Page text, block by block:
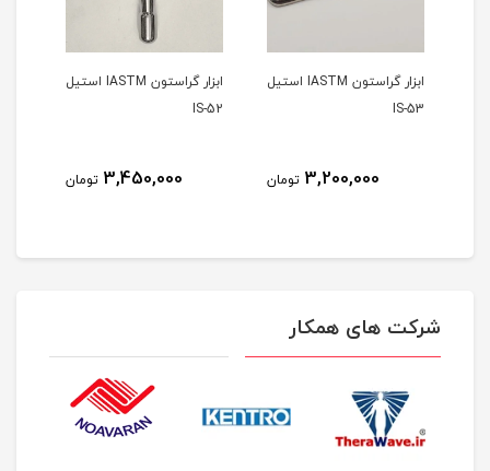
ابزار گراستون IASTM استیل
IS-53
3,200,000 تومان
ابزار گراستون IASTM استیل
IS-52
3,450,000 تومان
شرکت های همکار